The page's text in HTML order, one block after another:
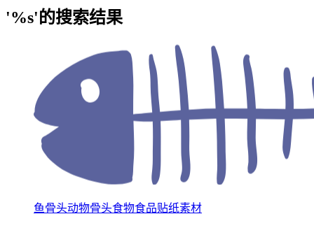
'%s'的搜索结果
鱼骨头动物骨头食物食品贴纸素材